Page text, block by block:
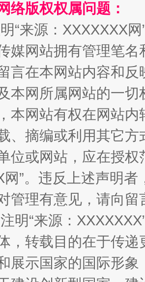
球赛在茂县开幕 规模
园优化重塑工作
络版权权属问题：
“来源：XXXXXXX
媒网站拥有管理笔
言在本网站内容和
本网所属网站的一
本网站有权在网站
、摘编或利用其它
位或网站，应在授
网”。违反上述声明
管理有意见，请向
明“来源：
，转载目的在于传
展示国家的国际形